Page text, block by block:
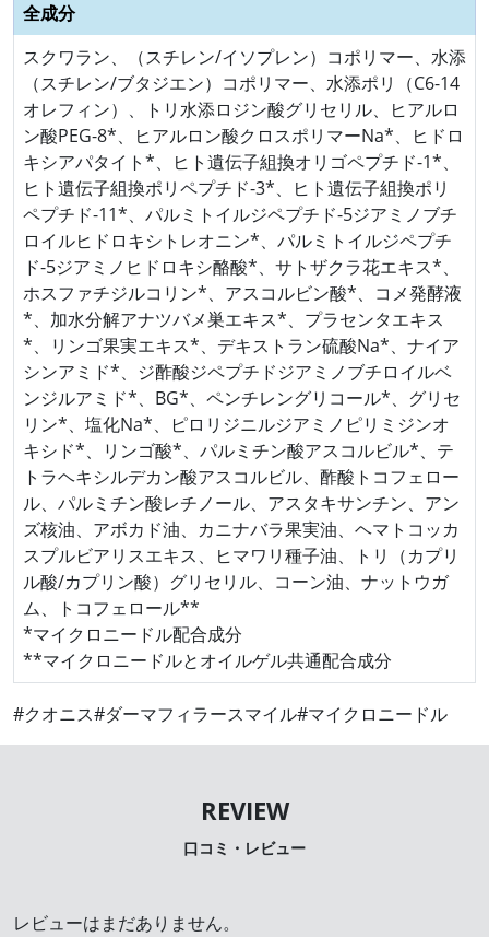
全成分
スクワラン、（スチレン/イソプレン）コポリマー、水添
（スチレン/ブタジエン）コポリマー、水添ポリ（C6-14
オレフィン）、トリ水添ロジン酸グリセリル、ヒアルロ
ン酸PEG-8*、ヒアルロン酸クロスポリマーNa*、ヒドロ
キシアパタイト*、ヒト遺伝子組換オリゴペプチド-1*、
ヒト遺伝子組換ポリペプチド-3*、ヒト遺伝子組換ポリ
ペプチド-11*、パルミトイルジペプチド-5ジアミノブチ
ロイルヒドロキシトレオニン*、パルミトイルジペプチ
ド-5ジアミノヒドロキシ酪酸*、サトザクラ花エキス*、
ホスファチジルコリン*、アスコルビン酸*、コメ発酵液
*、加水分解アナツバメ巣エキス*、プラセンタエキス
*、リンゴ果実エキス*、デキストラン硫酸Na*、ナイア
シンアミド*、ジ酢酸ジペプチドジアミノブチロイルベ
ンジルアミド*、BG*、ペンチレングリコール*、グリセ
リン*、塩化Na*、ピロリジニルジアミノピリミジンオ
キシド*、リンゴ酸*、パルミチン酸アスコルビル*、テ
トラヘキシルデカン酸アスコルビル、酢酸トコフェロー
ル、パルミチン酸レチノール、アスタキサンチン、アン
ズ核油、アボカド油、カニナバラ果実油、ヘマトコッカ
スプルビアリスエキス、ヒマワリ種子油、トリ（カプリ
ル酸/カプリン酸）グリセリル、コーン油、ナットウガ
ム、トコフェロール**
*マイクロニードル配合成分
**マイクロニードルとオイルゲル共通配合成分
#クオニス#ダーマフィラースマイル#マイクロニードル
口コミ・レビュー
レビューはまだありません。